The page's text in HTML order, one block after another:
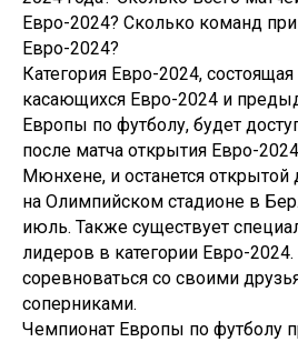
Евро-2024? Сколько команд
Евро-2024?
Категория Евро-2024,
касающихся Евро-2024 и
Европы по футболу, будет
после матча открытия Евро-
Мюнхене, и останется открытой
на Олимпийском стадионе в
июль. Также существует
лидеров в категории Евро-
соревноваться со своими
соперниками.
Чемпионат Европы по футболу